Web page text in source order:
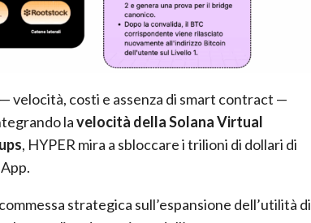
costi e assenza di smart contract —
lavelocità della Solana Virtual
, HYPER mira a sbloccare i trilioni di dollari di
strategica sull’espansione dell’utilità di